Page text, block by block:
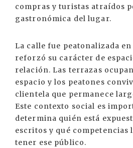
compras y turistas atraídos
gastronómica del lugar.
La calle fue peatonalizada
reforzó su carácter de
relación. Las terrazas
espacio y los peatones
clientela que permanece
Este contexto social es
determina quién está
escritos y qué competencias
tener ese público.